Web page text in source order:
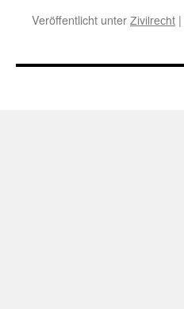
Veröffentlicht unter Zivilrecht |